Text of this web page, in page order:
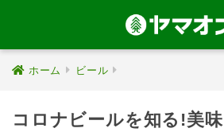
ホーム ビール
コロナビールを知る!美